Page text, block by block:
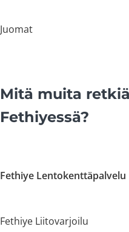
Juomat
Mitä muita
Fethiyessä?
Fethiye Lentokenttäpalvelu
Fethiye Liitovarjoilu